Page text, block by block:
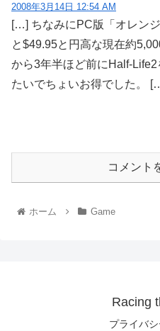
2008年3月14日 12:54 AM
[…] ちなみにPC版「オレン
と$49.95と円高な現在約
から3年半ほど前にHalf-
たいでちょいお得でした。
コメント
ホーム Game
Racing
プライバ